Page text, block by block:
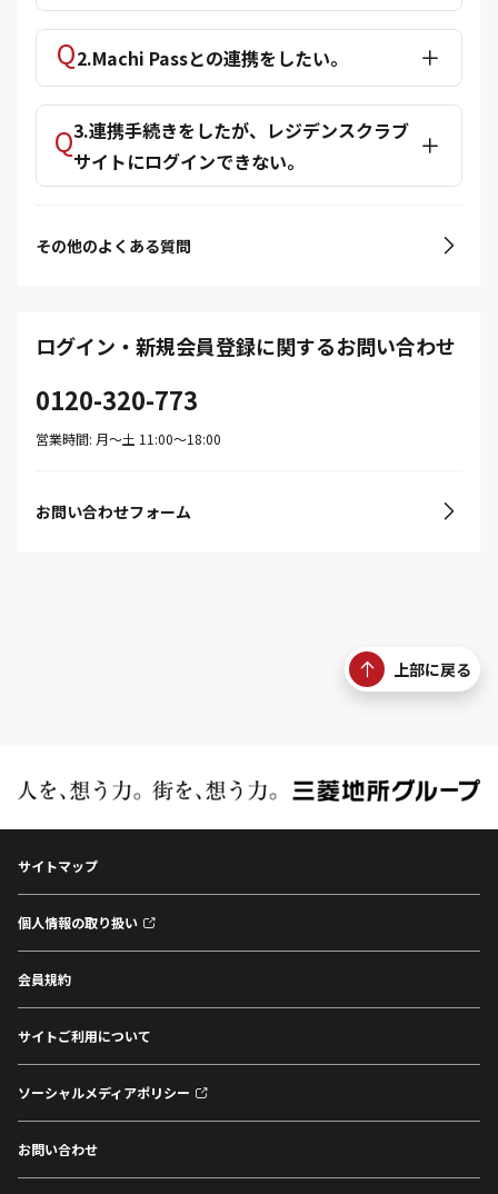
2.Machi Passとの連携をしたい。
3.連携手続きをしたが、レジデンスクラブ
サイトにログインできない。
その他のよくある質問
ログイン・新規会員登録に関するお問い合わせ
0120-320-773
営業時間: 月〜土 11:00〜18:00
お問い合わせフォーム
上部に戻る
サイトマップ
個人情報の取り扱い
会員規約
サイトご利用について
ソーシャルメディアポリシー
お問い合わせ